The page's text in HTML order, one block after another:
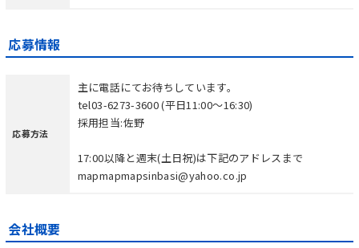
応募情報
応募方法
主に電話にてお待ちしています。
tel03-6273-3600 (平日11:00〜16:30)
採用担当:佐野
17:00以降と週末(土日祝)は下記のアドレスまで
mapmapmapsinbasi@yahoo.co.jp
会社概要